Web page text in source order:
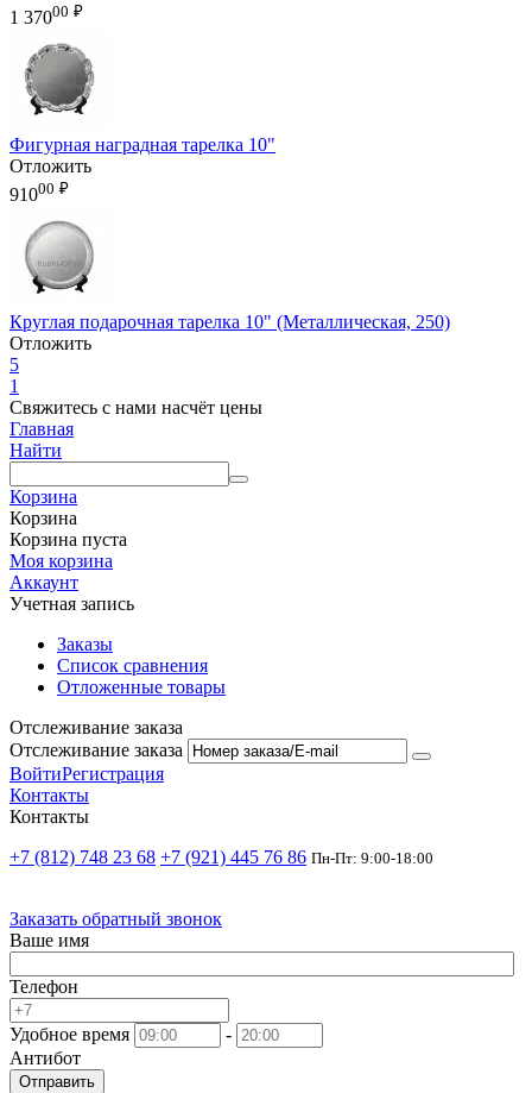
1 37000 ₽
Фигурная наградная тарелка 10"
Отложить
91000 ₽
Круглая подарочная тарелка 10" (Металлическая, 250)
Отложить
5
1
Свяжитесь с нами насчёт цены
Главная
Найти
Корзина
Корзина
Корзина пуста
Моя корзина
Аккаунт
Учетная запись
Заказы
Список сравнения
Отложенные товары
Отслеживание заказа
Отслеживание заказа
ВойтиРегистрация
Контакты
Контакты
+7 (812) 748 23 68 +7 (921) 445 76 86 Пн-Пт: 9:00-18:00
Заказать обратный звонок
Ваше имя
Телефон
Удобное время
-
Антибот
Отправить